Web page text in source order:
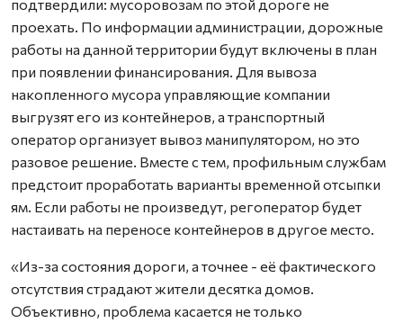
подтвердили: мусоровозам по этой дороге не
проехать. По информации администрации, дорожные
работы на данной территории будут включены в план
при появлении финансирования. Для вывоза
накопленного мусора управляющие компании
выгрузят его из контейнеров, а транспортный
оператор организует вывоз манипулятором, но это
разовое решение. Вместе с тем, профильным службам
предстоит проработать варианты временной отсыпки
ям. Если работы не произведут, регоператор будет
настаивать на переносе контейнеров в другое место.
«Из-за состояния дороги, а точнее - её фактического
отсутствия страдают жители десятка домов.
Объективно, проблема касается не только